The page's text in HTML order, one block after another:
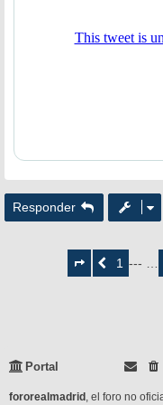
Responder
163
deAnterior
1 --- …
Portal
fororealmadrid , el foro no